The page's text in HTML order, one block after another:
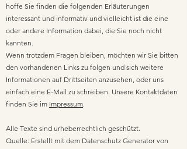
hoffe Sie finden die folgenden Erläuterungen
interessant und informativ und vielleicht ist die eine
oder andere Information dabei, die Sie noch nicht
kannten.
Wenn trotzdem Fragen bleiben, möchten wir Sie bitten
den vorhandenen Links zu folgen und sich weitere
Informationen auf Drittseiten anzusehen, oder uns
einfach eine E-Mail zu schreiben. Unsere Kontaktdaten
finden Sie im Impressum.
Alle Texte sind urheberrechtlich geschützt.
Quelle: Erstellt mit dem Datenschutz Generator von